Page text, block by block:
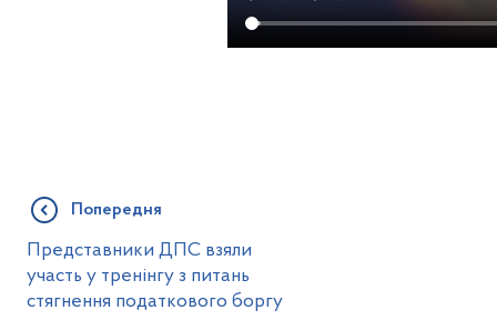
Попередня
Представники ДПС взяли
участь у тренінгу з питань
стягнення податкового боргу